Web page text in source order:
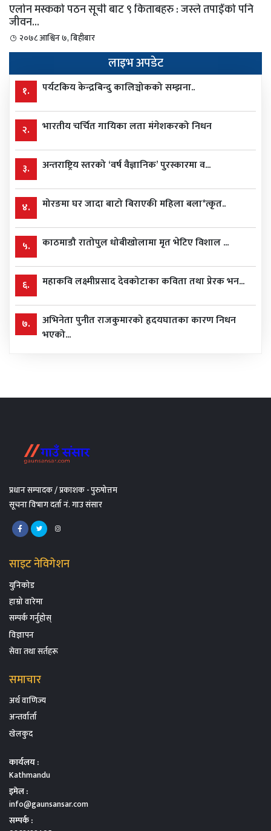
एलोन मस्कको पठन सूची बाट ९ किताबहरु : जस्ले तपाईँको पनि
जीवन...
२०७८ आश्विन ७, बिहीबार
लाइभ अपडेट
१. पर्यटकिय केन्द्रबिन्दु कालिञ्चोकको सम्झना..
२. भारतीय चर्चित गायिका लता मंगेशकरको निधन
३. अन्तराष्ट्रिय स्तरको ‘वर्ष वैज्ञानिक’ पुरस्कारमा व...
४. मोरङमा घर जादा बाटो बिराएकी महिला बला*त्कृत..
५. काठमाडौ रातोपुल धोबीखोलामा मृत भेटिए विशाल ...
६. महाकवि लक्ष्मीप्रसाद देवकोटाका कविता तथा प्रेरक भन...
७.
अभिनेता पुनीत राजकुमारको हृदयघातका कारण निधन
भएको...
प्रधान सम्पादक / प्रकाशक - पुरुषोत्तम
सूचना विभाग दर्ता नं. गाउ संसार
साइट नेविगेशन
युनिकोड
हाम्रो वारेमा
सम्पर्क गर्नुहोस्
विज्ञापन
सेवा तथा सर्तहरू
समाचार
अर्थ वाणिज्य
अन्तर्वार्ता
खेलकुद
कार्यलय :
Kathmandu
इमेल :
info@gaunsansar.com
सम्पर्क :